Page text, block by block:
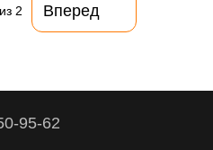
2 Вперед
95-62